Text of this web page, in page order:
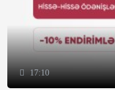
17:10